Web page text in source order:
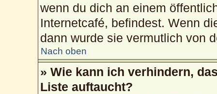
wenn du dich an einem
Internetcafé, befindest. Wenn
dann wurde sie vermutlich von
Nach oben
» Wie kann ich verhindern,
Liste auftaucht?